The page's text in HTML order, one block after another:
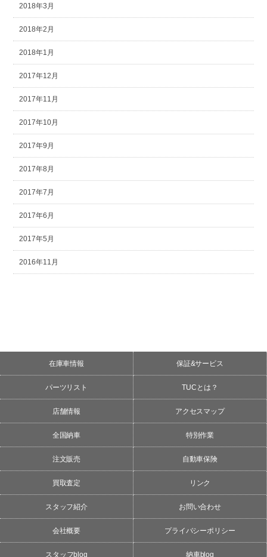
2018年3月
2018年2月
2018年1月
2017年12月
2017年11月
2017年10月
2017年9月
2017年8月
2017年7月
2017年6月
2017年5月
2016年11月
在庫車情報 保証&サービス
パーツリスト TUCとは？
店舗情報 アクセスマップ
全国納車 特別作業
注文販売 自動車保険
買取査定 リンク
スタッフ紹介 お問い合わせ
会社概要 プライバシーポリシー
スタッフblog 納車blog